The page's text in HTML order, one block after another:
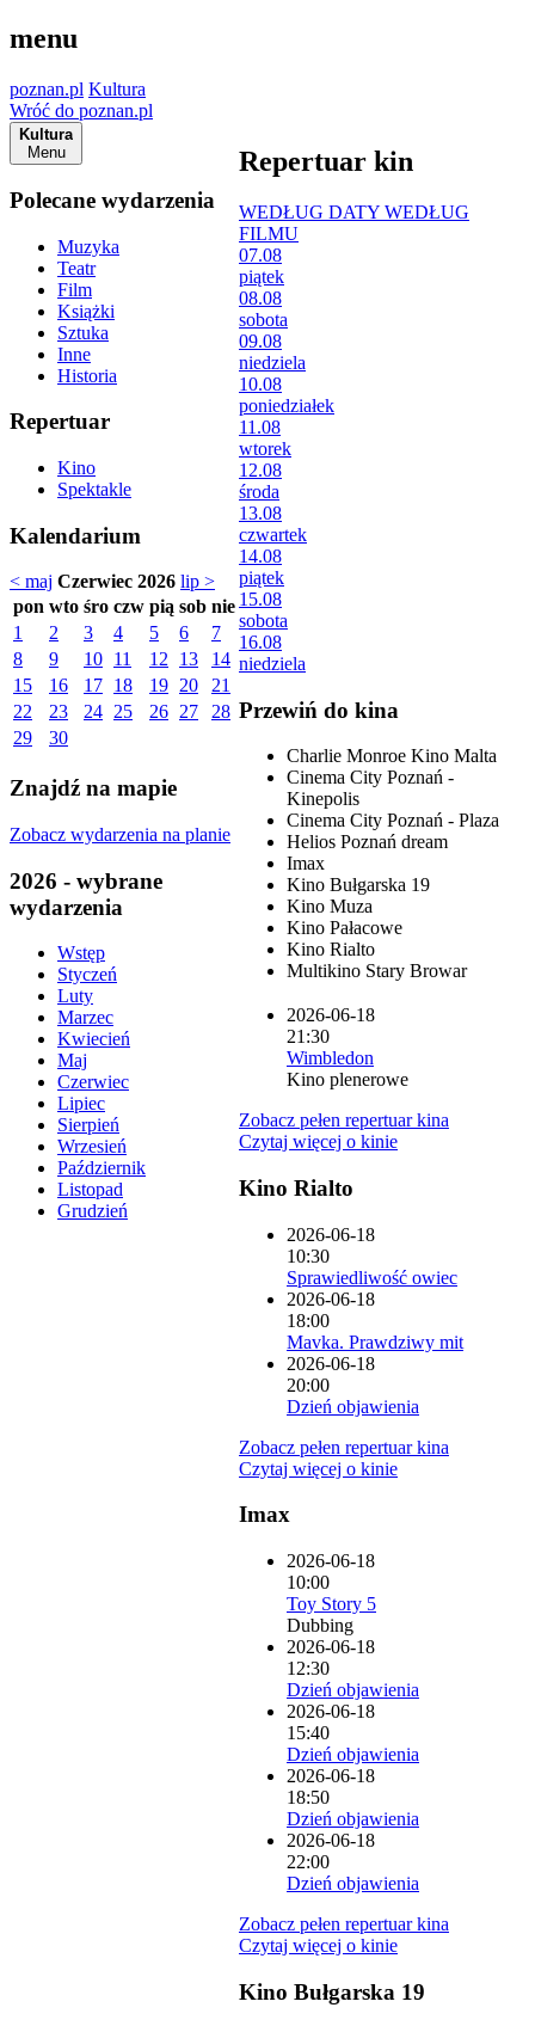
menu
poznan.pl Kultura
Wróć do poznan.pl
Kultura
Menu
Polecane wydarzenia
Muzyka
Teatr
Film
Książki
Sztuka
Inne
Historia
Repertuar
Kino
Spektakle
Kalendarium
< maj Czerwiec 2026 lip >
pon wto śro czw pią sob nie
1
2 3 4 5 6
7
8
9 10 11 12 13
14
15
16 17 18 19 20
21
22
23 24 25 26 27
28
29
30
Znajdź na mapie
Zobacz wydarzenia na planie
2026 - wybrane
wydarzenia
Wstęp
Styczeń
Luty
Marzec
Kwiecień
Maj
Czerwiec
Lipiec
Sierpień
Wrzesień
Październik
Listopad
Grudzień
Repertuar kin
WEDŁUG DATY WEDŁUG
FILMU
07.08
piątek
08.08
sobota
09.08
niedziela
10.08
poniedziałek
11.08
wtorek
12.08
środa
13.08
czwartek
14.08
piątek
15.08
sobota
16.08
niedziela
Przewiń do kina
Charlie Monroe Kino Malta
Cinema City Poznań -
Kinepolis
Cinema City Poznań - Plaza
Helios Poznań dream
Imax
Kino Bułgarska 19
Kino Muza
Kino Pałacowe
Kino Rialto
Multikino Stary Browar
2026-06-18
21:30
Wimbledon
Kino plenerowe
Zobacz pełen repertuar kina
Czytaj więcej o kinie
Kino Rialto
2026-06-18
10:30
Sprawiedliwość owiec
2026-06-18
18:00
Mavka. Prawdziwy mit
2026-06-18
20:00
Dzień objawienia
Zobacz pełen repertuar kina
Czytaj więcej o kinie
Imax
2026-06-18
10:00
Toy Story 5
Dubbing
2026-06-18
12:30
Dzień objawienia
2026-06-18
15:40
Dzień objawienia
2026-06-18
18:50
Dzień objawienia
2026-06-18
22:00
Dzień objawienia
Zobacz pełen repertuar kina
Czytaj więcej o kinie
Kino Bułgarska 19